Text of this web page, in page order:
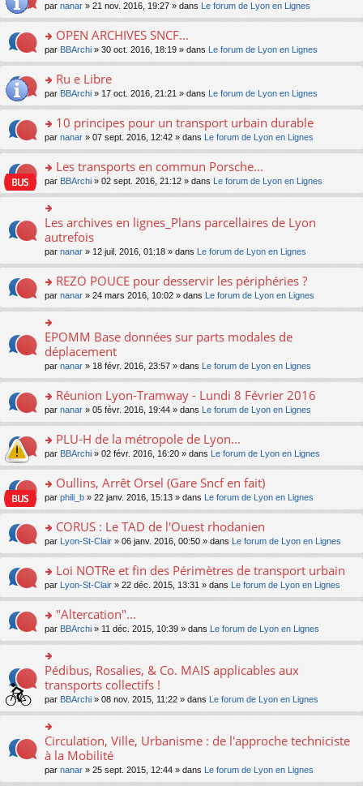
c
e
nt
pl
u
ré
c
e
nt
n
le
pl
u
ré
c
e
nt
g
e
n
n
le
pl
u
ré
c
e
nt
e
a
g
e
n
n
le
pl
u
ré
c
e
nt
er
le
m
e
a
g
e
n
n
le
pl
u
s
ré
c
e
nt
o
n
ult
er
le
m
e
a
g
e
n
n
le
pl
u
s
e
nt
par nanar » 21 nov. 2016, 19:27 » dans Le forum de Lyon en Lignes
o
n
ult
er
le
m
e
a
g
e
n
o
lu
le
pl
u
s
c
nt
OPEN ARCHIVES SNCF...
par BBArchi » 30 oct. 2016, 18:19 » dans Le forum de Lyon en Lignes
o
n
ult
er
le
m
e
s
g
e
n
o
lu
le
pl
u
s
ré
e
Ru e Libre
par BBArchi » 17 oct. 2016, 21:21 » dans Le forum de Lyon en Lignes
o
n
ult
er
le
m
s
a
e
n
o
n
lu
le
pl
u
s
ré
e
10 principes pour un transport urbain durable
par nanar » 07 sept. 2016, 12:42 » dans Le forum de Lyon en Lignes
o
n
s
ult
er
le
m
e
s
a
e
n
o
n
pl
u
s
ré
e
Les transports en commun Porsche...
par BBArchi » 02 sept. 2016, 21:12 » dans Le forum de Lyon en Lignes
n
ult
er
le
m
e
s
s
a
g
e
n
o
lu
le
pl
u
s
c
e
nt
Les archives en lignes_Plans parcellaires de Lyon
autrefois
par nanar » 12 juil. 2016, 01:18 » dans Le forum de Lyon en Lignes
o
n
s
ult
er
le
m
e
s
a
e
n
o
lu
le
pl
u
s
e
nt
REZO POUCE pour desservir les périphéries ?
par nanar » 24 mars 2016, 10:02 » dans Le forum de Lyon en Lignes
o
n
ult
er
le
m
e
s
a
g
e
n
lu
le
pl
u
ré
c
e
nt
EPOMM Base données sur parts modales de
déplacement
par nanar » 18 févr. 2016, 23:57 » dans Le forum de Lyon en Lignes
o
n
ult
er
le
m
e
a
g
e
n
n
le
pl
u
s
ré
c
e
nt
Réunion Lyon-Tramway - Lundi 8 Février 2016
par nanar » 05 févr. 2016, 19:44 » dans Le forum de Lyon en Lignes
o
n
ult
er
le
m
e
a
g
e
n
n
le
pl
u
s
c
nt
PLU-H de la métropole de Lyon...
par BBArchi » 02 févr. 2016, 16:20 » dans Le forum de Lyon en Lignes
o
n
ult
er
le
m
e
a
g
e
n
o
n
lu
le
pl
u
s
ré
e
Oullins, Arrêt Orsel (Gare Sncf en fait)
par phili_b » 22 janv. 2016, 15:13 » dans Le forum de Lyon en Lignes
o
n
ult
er
le
m
e
s
g
e
n
o
n
lu
le
pl
u
CORUS : Le TAD de l'Ouest rhodanien
par Lyon-St-Clair » 06 janv. 2016, 00:50 » dans Le forum de Lyon en Lignes
o
n
ult
er
le
m
e
s
a
e
n
o
n
Loi NOTRe et fin des Périmètres de transport urbain
par Lyon-St-Clair » 22 déc. 2015, 13:31 » dans Le forum de Lyon en Lignes
o
n
s
ult
er
le
m
e
s
s
a
g
e
"Altercation"...
par BBArchi » 11 déc. 2015, 10:39 » dans Le forum de Lyon en Lignes
o
n
ult
er
le
m
e
s
Pédibus, Rosalies, & Co. MAIS applicables aux
transports collectifs !
par BBArchi » 08 nov. 2015, 11:22 » dans Le forum de Lyon en Lignes
o
n
ult
Circulation, Ville, Urbanisme : de l'approche techniciste
à la Mobilité
par nanar » 25 sept. 2015, 12:44 » dans Le forum de Lyon en Lignes